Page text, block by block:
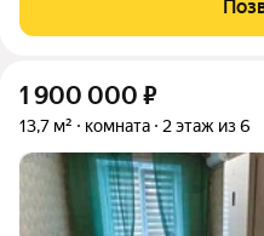
необходимое для жизни.
1 900 000 ₽
13,7 м² комната 2 этаж из 6